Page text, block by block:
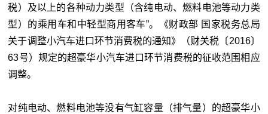
税）及以上的各种动力类型（含纯电动、燃料电池等动力类
型）的乘用车和中轻型商用客车”。《财政部 国家税务总局
关于调整小汽车进口环节消费税的通知》（财关税〔2016〕
63号）规定的超豪华小汽车进口环节消费税的征收范围相应
调整。
对纯电动、燃料电池等没有气缸容量（排气量）的超豪华小